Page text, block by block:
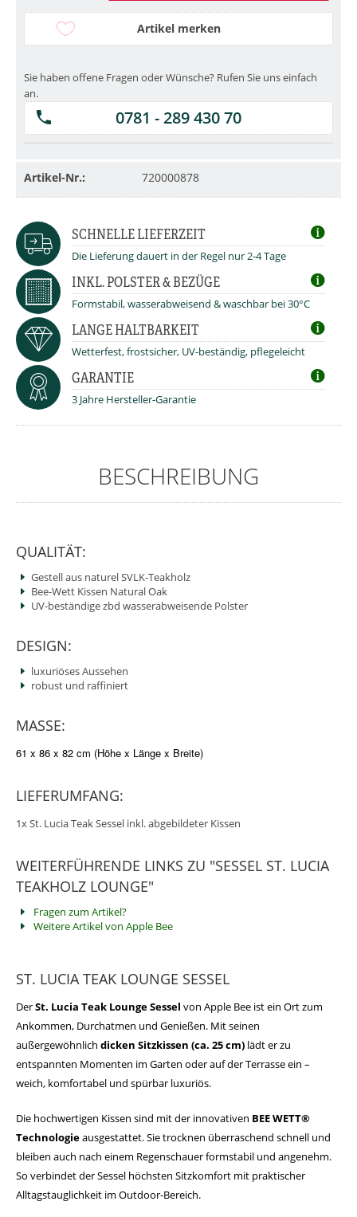
Artikel merken
Sie haben offene Fragen oder Wünsche? Rufen Sie uns einfach
an.
0781 - 289 430 70
Artikel-Nr.: 720000878
SCHNELLE LIEFERZEIT
Die Lieferung dauert in der Regel nur 2-4 Tage
INKL. POLSTER & BEZÜGE
Formstabil, wasserabweisend & waschbar bei 30°C
LANGE HALTBARKEIT
Wetterfest, frostsicher, UV-beständig, pflegeleicht
GARANTIE
3 Jahre Hersteller-Garantie
BESCHREIBUNG
QUALITÄT:
Gestell aus naturel SVLK-Teakholz
Bee-Wett Kissen Natural Oak
UV-beständige zbd wasserabweisende Polster
DESIGN:
luxuriöses Aussehen
robust und raffiniert
MASSE:
61 x 86 x 82 cm (Höhe x Länge x Breite)
LIEFERUMFANG:
1x St. Lucia Teak Sessel inkl. abgebildeter Kissen
WEITERFÜHRENDE LINKS ZU "SESSEL ST. LUCIA
TEAKHOLZ LOUNGE"
Fragen zum Artikel?
Weitere Artikel von Apple Bee
ST. LUCIA TEAK LOUNGE SESSEL
DerSt. Lucia Teak Lounge Sessel von Apple Bee ist ein Ort zum
Ankommen, Durchatmen und Genießen. Mit seinen
außergewöhnlich dicken Sitzkissen (ca. 25 cm) lädt er zu
entspannten Momenten im Garten oder auf der Terrasse ein –
weich, komfortabel und spürbar luxuriös.
Die hochwertigen Kissen sind mit der innovativen BEE WETT®
Technologieausgestattet. Sie trocknen überraschend schnell und
bleiben auch nach einem Regenschauer formstabil und angenehm.
So verbindet der Sessel höchsten Sitzkomfort mit praktischer
Alltagstauglichkeit im Outdoor-Bereich.